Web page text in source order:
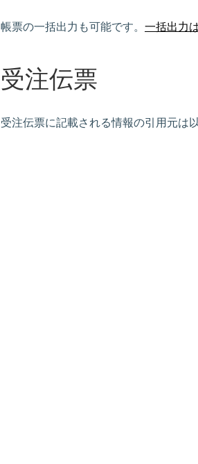
帳票の一括出力も可能です。 一括出力
受注伝票
受注伝票に記載される情報の引用元は